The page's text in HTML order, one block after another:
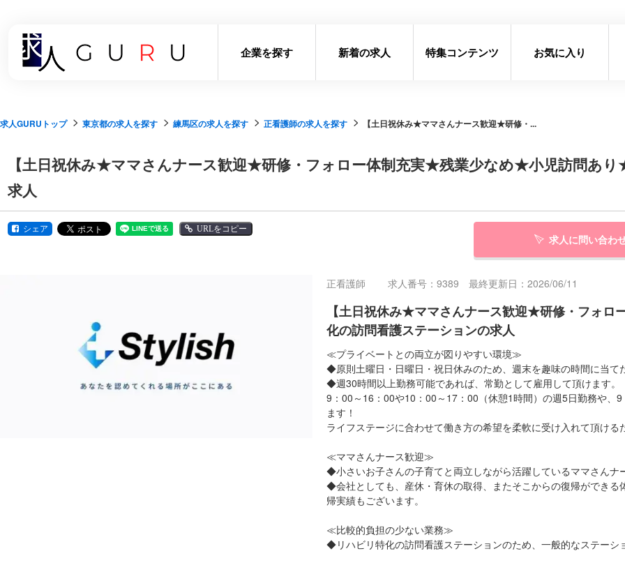
企業を探す 新着の求人 特集コンテンツ お気に入り
求人GURUトップ 東京都の求人を探す 練馬区の求人を探す 正看護師の求人を探す 【土日祝休み★ママさんナース歓迎★研修・...
【土日祝休み★ママさんナース歓迎★研修・フォロー体制充実★残業少なめ★小児訪問あ
求人
シェア URLをコピー
求人に問い合わ
正看護師 求人番号：9389 最終更新日：2026/06/11
【土日祝休み★ママさんナース歓迎★研修・フォ
化の訪問看護ステーションの求人
≪プライベートとの両立が図りやすい環境≫
◆原則土曜日・日曜日・祝日休みのため、週末を趣味の時間に当
◆週30時間以上勤務可能であれば、常勤として雇用して頂けます。
9：00～16：00や10：00～17：00（休憩1時間）の週5日勤務や
ます！
ライフステージに合わせて働き方の希望を柔軟に受け入れて頂け
≪ママさんナース歓迎≫
◆小さいお子さんの子育てと両立しながら活躍しているママさんナ
◆会社としても、産休・育休の取得、またそこからの復帰ができ
帰実績もございます。
≪比較的負担の少ない業務≫
◆リハビリ特化の訪問看護ステーションのため、一般的なステー